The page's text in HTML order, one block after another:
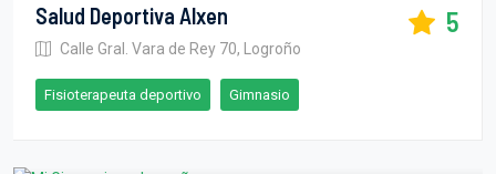
Salud Deportiva Alxen
Calle Gral. Vara de Rey 70, Logroño
5
Fisioterapeuta deportivo Gimnasio